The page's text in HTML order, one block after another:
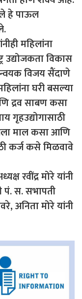
हे पाऊल
महिलांना
उद्योजकता विकास
विजय सैंदाणे
घरी बसल्या
द्रव साबण कसा
गृहउद्योगासाठी
माल कसा आणि
कर्ज कसे मिळवावे
रवींद्र मोरे यांनी
पं. स. सभापती
अनिता मोरे यांनी